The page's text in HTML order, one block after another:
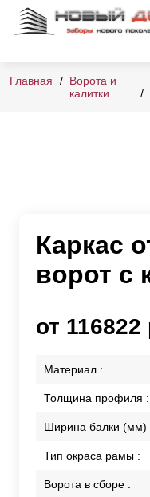
Главная
Ворота и
калитки
Каркас
ворот с
от
Материал :
Толщина профиля :
Ширина балки (мм)
Тип окраса рамы :
Ворота в сборе :